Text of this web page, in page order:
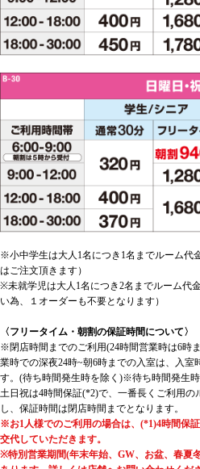
※小中学生は大人1名につき1名までルーム代
はご注文頂きます）
※未就学児は大人1名につき2名までルーム代
い為、１オーダーも不要となります）
〈フリータイム・朝割の保証時間について〉
※閉店時間までのご利用(24時間営業時は6時
業時での深夜24時~朝6時までの入室は、入
す。(待ち時間発生時を除く)※待ち時間発生
土日祝は4時間保証(*2)で、一番長くご利用
し、保証時間は閉店時間までとなります。
※お1人様でのご利用の場合は、(*1)4時間保
交代していただきます。
※特別営業期間(年末年始、GW、お盆、春夏